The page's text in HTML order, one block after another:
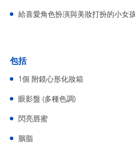
給喜愛角色扮演與美妝打扮的小女
包括
1個 附鏡心形化妝箱
眼影盤 (多種色調)
閃亮唇蜜
胭脂